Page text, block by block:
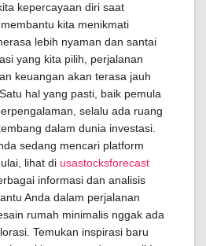
kepercayaan diri saat
kita menikmati
lebih nyaman dan santai
yang kita pilih, perjalanan
keuangan akan terasa jauh
hal yang pasti, baik pemula
selalu ada ruang
dalam dunia investasi.
sedang mencari platform
lihat di usastocksforecast
informasi dan analisis
Anda dalam perjalanan
rumah minimalis nggak ada
Temukan inspirasi baru